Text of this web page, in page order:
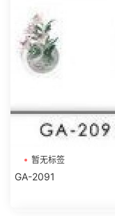
暂无标签
GA-2091